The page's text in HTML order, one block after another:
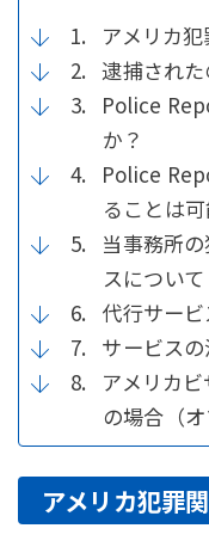
1.
アメリカ
2. 逮捕され
3.
Police
か？
4.
Police
ることは
5.
当事務所
スについて
6. 代行サー
7. サービス
8.
アメリカ
の場合（オ
アメリカ犯罪